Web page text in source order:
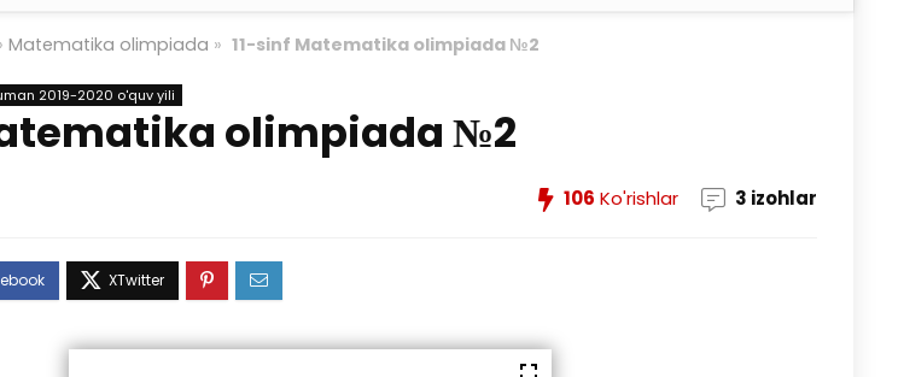
Matematika olimpiada » 11-sinf Matematika olimpiada №2
2019-2020 o'quv yili
olimpiada №2
106 Ko'rishlar 3 izohlar